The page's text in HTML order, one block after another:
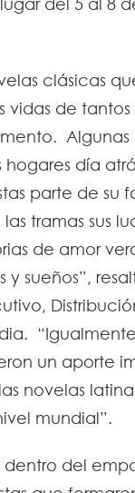
del 5 al 8
clásicas
vidas de tantos
Algunas
hogares día
parte de su
tramas sus
de amor
y sueños”,
un aporte
novelas
mundial”.
dentro del